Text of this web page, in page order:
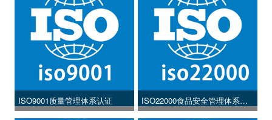
ISO9001质量管理体系认证
ISO22000食品安全管理体系认
证